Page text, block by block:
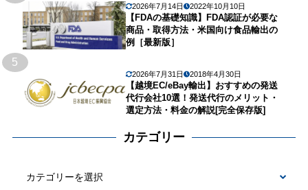
2026年7月14日 2022年10月10日
【FDAの基礎知識】FDA認証が必要な
商品・取得方法・米国向け食品輸出の
例［最新版］
5
2026年7月31日 2018年4月30日
【越境EC/eBay輸出】おすすめの発送
代行会社10選！発送代行のメリット・
選定方法・料金の解説[完全保存版]
カテゴリー